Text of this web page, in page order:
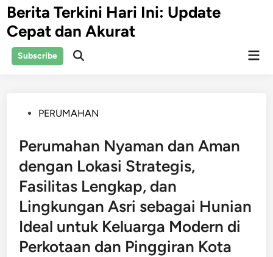
Skip
to
content
Berita Terkini Hari Ini: Update
Cepat dan Akurat
Subscribe
Open
PostedPERUMAHAN
Perumahan Nyaman dan Aman
dengan Lokasi Strategis,
Fasilitas Lengkap, dan
Lingkungan Asri sebagai Hunian
Ideal untuk Keluarga Modern di
Perkotaan dan Pinggiran Kota